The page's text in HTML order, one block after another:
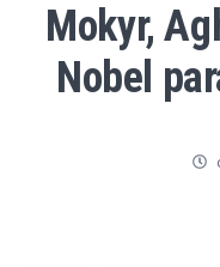
Mokyr,
Nobel